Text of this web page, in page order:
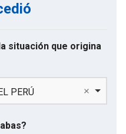
situación que origina
PERÚ